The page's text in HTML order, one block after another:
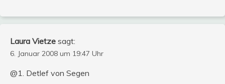
Laura Vietze sagt:
6. Januar 2008 um 19:47 Uhr
@1. Detlef von Segen